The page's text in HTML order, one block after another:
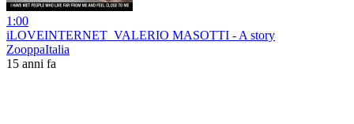
1:00
iLOVEINTERNET_VALERIO MASOTTI - A story
ZooppaItalia
15 anni fa